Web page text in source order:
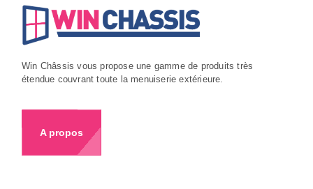
Win Châssis vous propose une gamme de produits très
étendue couvrant toute la menuiserie extérieure.
A propos